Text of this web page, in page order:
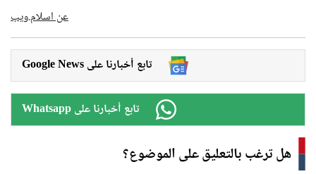
عن اسلام.ويب
Google News تابع أخبارنا على
Whatsapp تابع أخبارنا على
هل ترغب بالتعليق على الموضوع؟